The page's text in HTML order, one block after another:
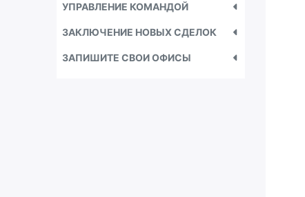
УПРАВЛЕНИЕ КОМАНДОЙ
ЗАКЛЮЧЕНИЕ НОВЫХ СДЕЛОК
ЗАПИШИТЕ СВОИ ОФИСЫ